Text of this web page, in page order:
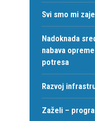
Svi smo mi
Nadoknada
nabava
potresa
Razvoj
Zaželi –